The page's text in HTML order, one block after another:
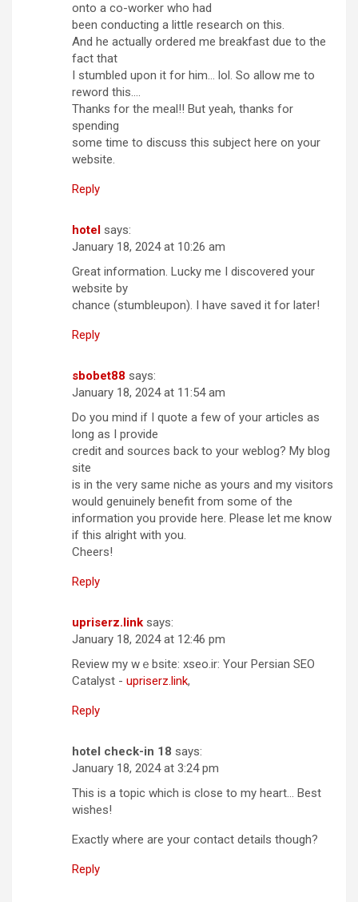
onto a co-worker who had
been conducting a little research on this.
And he actually ordered me breakfast due to the
fact that
I stumbled upon it for him… lol. So allow me to
reword this….
Thanks for the meal!! But yeah, thanks for
spending
some time to discuss this subject here on your
website.
Reply
hotel says:
January 18, 2024 at 10:26 am
Great information. Lucky me I discovered your
website by
chance (stumbleupon). I have saved it for later!
Reply
sbobet88 says:
January 18, 2024 at 11:54 am
Do you mind if I quote a few of your articles as
long as I provide
credit and sources back to your weblog? My blog
site
is in the very same niche as yours and my visitors
would genuinely benefit from some of the
information you provide here. Please let me know
if this alright with you.
Cheers!
Reply
upriserz.link says:
January 18, 2024 at 12:46 pm
Review mу wｅbsite: xseo.іr: Your Persian SEO
Catalyst - upriserz.link,
Reply
hotel check-in 18 says:
January 18, 2024 at 3:24 pm
This is a topic which is close to my heart… Best
wishes!
Exactly where are your contact details though?
Reply